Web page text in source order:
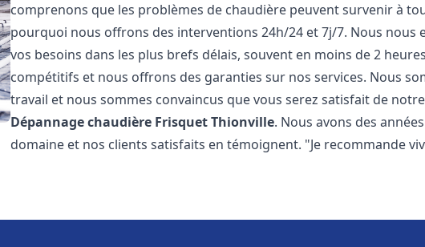
comprenons que les problèmes de chaudière peuvent survenir à
pourquoi nous offrons des interventions 24h/24 et 7j/7. Nous nous
vos besoins dans les plus brefs délais, souvent en moins de 2
compétitifs et nous offrons des garanties sur nos services. Nous
travail et nous sommes convaincus que vous serez satisfait de
Dépannage chaudière FrisquetThionville. Nous avons des
domaine et nos clients satisfaits en témoignent. "Je recommande